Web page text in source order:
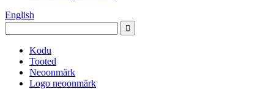
English
Kodu
Tooted
Neoonmärk
Logo neoonmärk